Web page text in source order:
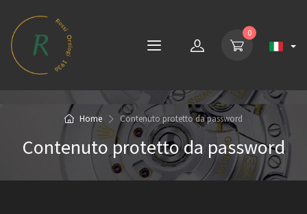
0
Home Contenuto protetto da password
Contenuto protetto da password